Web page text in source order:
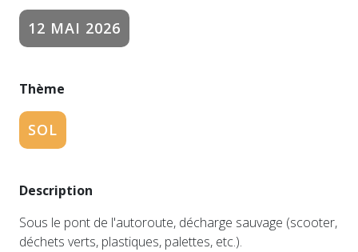
12 MAI 2026
Thème
SOL
Description
Sous le pont de l'autoroute, décharge sauvage (scooter,
déchets verts, plastiques, palettes, etc.).